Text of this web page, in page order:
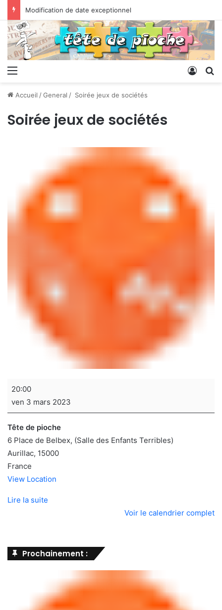
Modification de date exceptionnel
Menu
Accueil /General / Soirée jeux de sociétés
Soirée jeux de sociétés
Soirée
de
sociétés
20:00
ven 3 mars 2023
Tête de pioche
6 Place de Belbex (Salle des Enfants Terribles)
Aurillac, 15000
France
View Location
Lire la suite
Voir le calendrier complet
Prochainement :